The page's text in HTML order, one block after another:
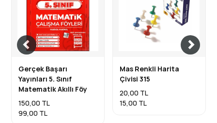
Gerçek Başarı
Yayınları 5. Sınıf
Matematik Akıllı Föy
150,00 TL
99,00 TL
Mas Renkli Harita
Çivisi 315
20,00 TL
15,00 TL